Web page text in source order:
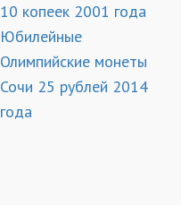
10 копеек 2001 года
Юбилейные
Олимпийские монеты
Сочи 25 рублей 2014
года